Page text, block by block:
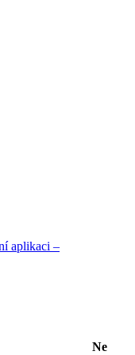
aplikaci –
Ne